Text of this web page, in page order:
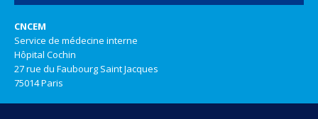
CNCEM
Service de médecine interne
Hôpital Cochin
27 rue du Faubourg Saint Jacques
75014 Paris